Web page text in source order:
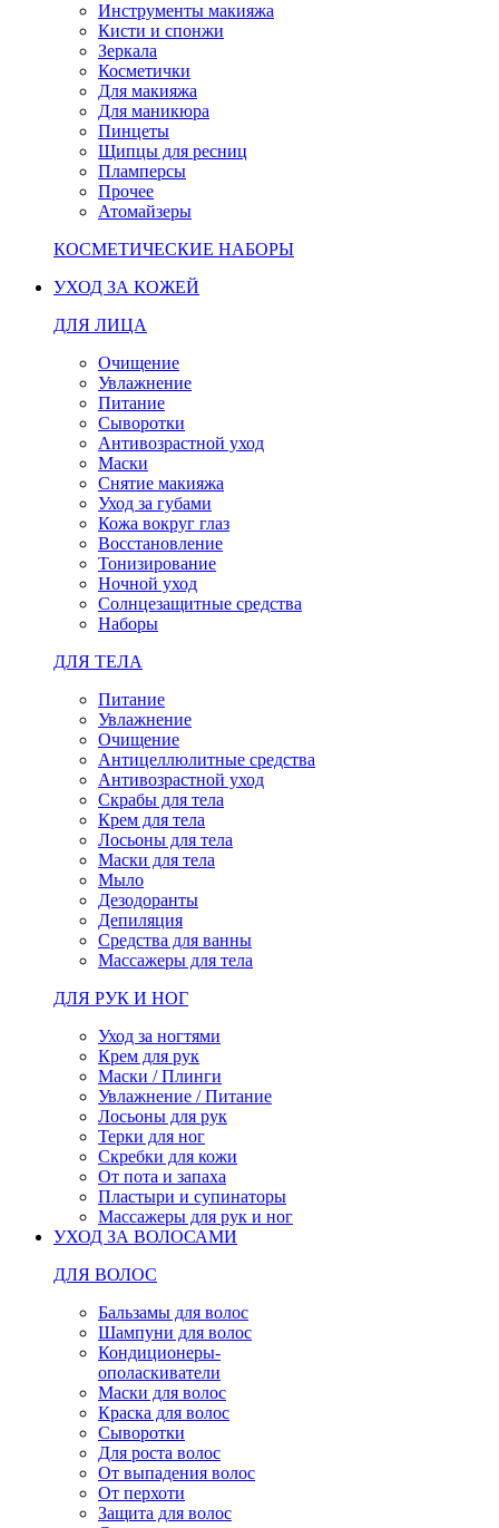
Инструменты макияжа
Кисти и спонжи
Зеркала
Косметички
Для макияжа
Для маникюра
Пинцеты
Щипцы для ресниц
Пламперсы
Прочее
Атомайзеры
КОСМЕТИЧЕСКИЕ НАБОРЫ
УХОД ЗА КОЖЕЙ
ДЛЯ ЛИЦА
Очищение
Увлажнение
Питание
Сыворотки
Антивозрастной уход
Маски
Снятие макияжа
Уход за губами
Кожа вокруг глаз
Восстановление
Тонизирование
Ночной уход
Солнцезащитные средства
Наборы
ДЛЯ ТЕЛА
Питание
Увлажнение
Очищение
Антицеллюлитные средства
Антивозрастной уход
Скрабы для тела
Крем для тела
Лосьоны для тела
Маски для тела
Мыло
Дезодоранты
Депиляция
Средства для ванны
Массажеры для тела
ДЛЯ РУК И НОГ
Уход за ногтями
Крем для рук
Маски / Плинги
Увлажнение / Питание
Лосьоны для рук
Терки для ног
Скребки для кожи
От пота и запаха
Пластыри и супинаторы
Массажеры для рук и ног
УХОД ЗА ВОЛОСАМИ
ДЛЯ ВОЛОС
Бальзамы для волос
Шампуни для волос
Кондиционеры-
ополаскиватели
Маски для волос
Краска для волос
Сыворотки
Для роста волос
От выпадения волос
От перхоти
Защита для волос